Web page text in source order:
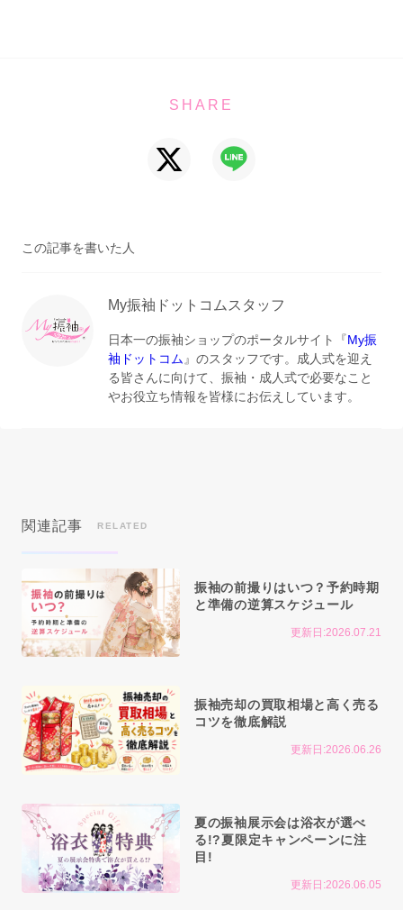
SHARE
この記事を書いた人
My振袖ドットコムスタッフ
日本一の振袖ショップのポータルサイト『My振
袖ドットコム 』のスタッフです。成人式を迎え
る皆さんに向けて、振袖・成人式で必要なこと
やお役立ち情報を皆様にお伝えしています。
関連記事 RELATED
振袖の前撮りはいつ？予約時期
と準備の逆算スケジュール
更新日:2026.07.21
振袖売却の買取相場と高く売る
コツを徹底解説
更新日:2026.06.26
夏の振袖展示会は浴衣が選べ
る!?夏限定キャンペーンに注
目!
更新日:2026.06.05